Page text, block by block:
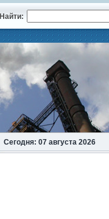
Найти:
Сегодня: 07 августа 2026